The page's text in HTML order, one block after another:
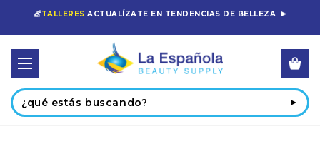
💇TALLERES ACTUALÍZATE EN TENDENCIAS DE BELLEZA
Buscar